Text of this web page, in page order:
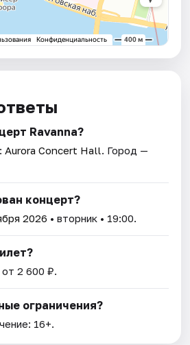
Ravanna?
Aurora Concert Hall. Город —
концерт?
2026 • вторник • 19:00.
2 600 ₽.
ограничения?
16+.